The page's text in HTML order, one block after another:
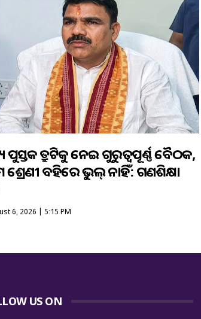
ପୁସ୍ତକ ତ୍ରୁଟିକୁ ନେଇ ଗୁରୁତ୍ବପୂର୍ଣ୍ଣ ବୈଠକ,
ଶ୍ରେଣୀ ବହିରେ ଭୁଲ୍ ନାହିଁ: ଗଣଶିକ୍ଷା
6, 2026 | 5:15 PM
US ON